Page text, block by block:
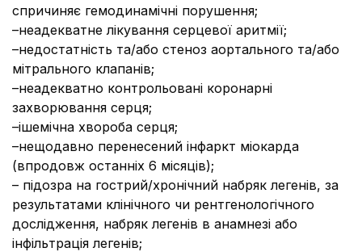
спричиняє гемодинамічні порушення;
–неадекватне лікування серцевої аритмії;
–недостатність та/або стеноз аортального та/або
мітрального клапанів;
–неадекватно контрольовані коронарні
захворювання серця;
–ішемічна хвороба серця;
–нещодавно перенесений інфаркт міокарда
(впродовж останніх 6 місяців);
– підозра на гострий/хронічний набряк легенів, за
результатами клінічного чи рентгенологічного
дослідження, набряк легенів в анамнезі або
інфільтрація легенів;